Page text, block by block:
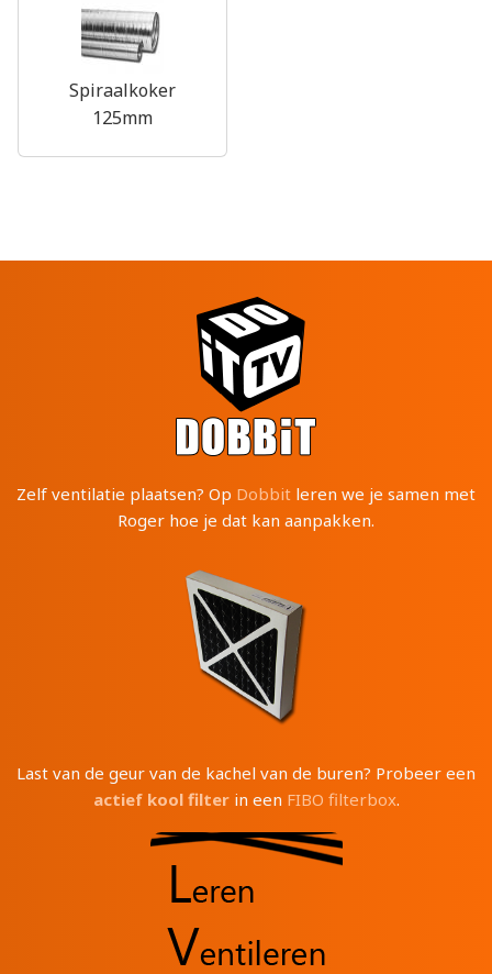
Spiraalkoker
125mm
Zelf ventilatie plaatsen? Op Dobbit leren we je samen met
Roger hoe je dat kan aanpakken.
Last van de geur van de kachel van de buren? Probeer een
actief kool filterin een FIBO filterbox.